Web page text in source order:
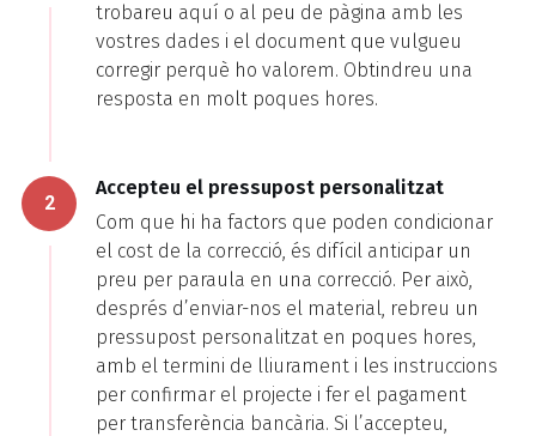
trobareu aquí o al peu de pàgina amb les
vostres dades i el document que vulgueu
corregir perquè ho valorem. Obtindreu una
resposta en molt poques hores.
2
Accepteu el pressupost personalitzat
Com que hi ha factors que poden condicionar
el cost de la correcció, és difícil anticipar un
preu per paraula en una correcció. Per això,
després d’enviar-nos el material, rebreu un
pressupost personalitzat en poques hores,
amb el termini de lliurament i les instruccions
per confirmar el projecte i fer el pagament
per transferència bancària. Si l’accepteu,